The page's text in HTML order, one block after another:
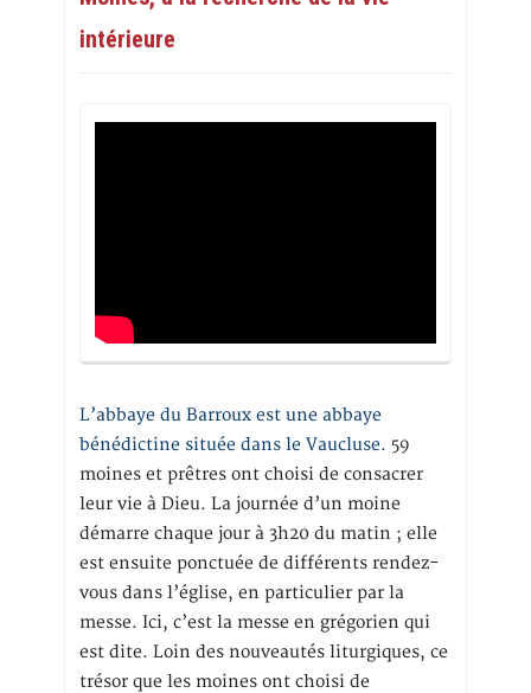
intérieure
L’abbaye du Barroux est une abbaye
bénédictine située dans le Vaucluse. 59
moines et prêtres ont choisi de consacrer
leur vie à Dieu. La journée d’un moine
démarre chaque jour à 3h20 du matin ; elle
est ensuite ponctuée de différents rendez-
vous dans l’église, en particulier par la
messe. Ici, c’est la messe en grégorien qui
est dite. Loin des nouveautés liturgiques, ce
trésor que les moines ont choisi de